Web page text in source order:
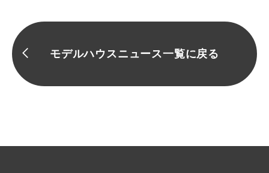
モデルハウスニュース一覧に戻る